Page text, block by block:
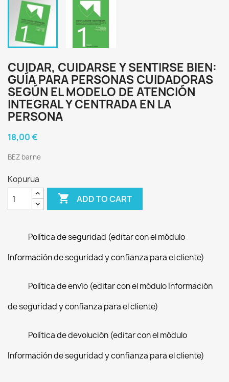
CUIDAR, CUIDARSE Y SENTIRSE BIEN:
GUÍA PARA PERSONAS CUIDADORAS
SEGÚN EL MODELO DE ATENCIÓN
INTEGRAL Y CENTRADA EN LA
PERSONA
18,00 €
BEZ barne
Kopurua
 ADD TO CART
Política de seguridad (editar con el módulo
Información de seguridad y confianza para el cliente)
Política de envío (editar con el módulo Información
de seguridad y confianza para el cliente)
Política de devolución (editar con el módulo
Información de seguridad y confianza para el cliente)